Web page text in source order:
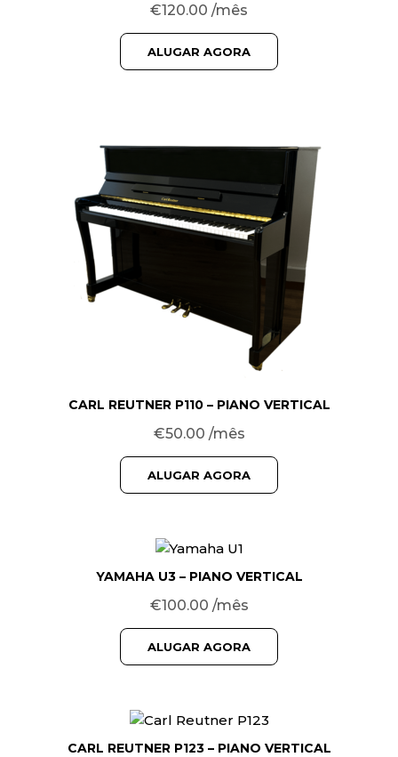
€120.00 /mês
ALUGAR AGORA
CARL REUTNER P110 – PIANO VERTICAL
€50.00 /mês
ALUGAR AGORA
YAMAHA U3 – PIANO VERTICAL
€100.00 /mês
ALUGAR AGORA
CARL REUTNER P123 – PIANO VERTICAL